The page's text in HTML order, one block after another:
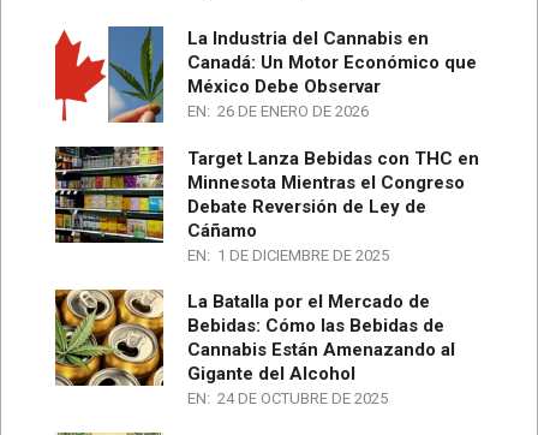
La Industria del Cannabis en
Canadá: Un Motor Económico que
México Debe Observar
EN: 26 DE ENERO DE 2026
Target Lanza Bebidas con THC en
Minnesota Mientras el Congreso
Debate Reversión de Ley de
Cáñamo
EN: 1 DE DICIEMBRE DE 2025
La Batalla por el Mercado de
Bebidas: Cómo las Bebidas de
Cannabis Están Amenazando al
Gigante del Alcohol
EN: 24 DE OCTUBRE DE 2025